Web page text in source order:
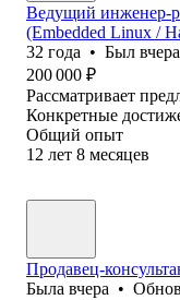
Ведущий инженер-
(Embedded Linux /
32 года • Был вчера
200 000 ₽
Рассматривает
Конкретные
Общий опыт
12 лет 8 месяцев
Продавец-
Была вчера •